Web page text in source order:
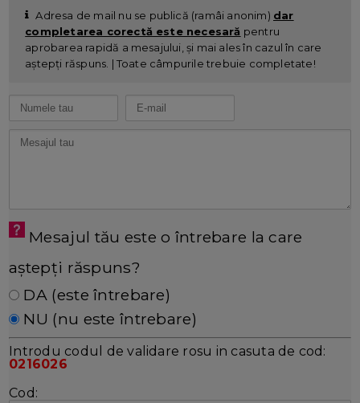
Adresa de mail nu se publică (ramâi anonim) dar
completarea corectă este necesară pentru
aprobarea rapidă a mesajului, și mai ales în cazul în care
aștepți răspuns. | Toate câmpurile trebuie completate!
Mesajul tău este o întrebare la care
aștepți răspuns?
DA (este întrebare)
NU (nu este întrebare)
Introdu codul de validare rosu in casuta de cod:
0216026
Cod: